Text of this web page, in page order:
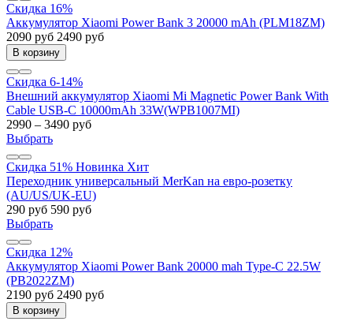
Скидка 16%
Аккумулятор Xiaomi Power Bank 3 20000 mAh (PLM18ZM)
2090 руб 2490 руб
В корзину
Скидка 6-14%
Внешний аккумулятор Xiaomi Mi Magnetic Power Bank With
Cable USB-C 10000mAh 33W(WPB1007MI)
2990 – 3490 руб
Выбрать
Скидка 51% Новинка Хит
Переходник универсальный MerKan на евро-розетку
(AU/US/UK-EU)
290 руб 590 руб
Выбрать
Скидка 12%
Аккумулятор Xiaomi Power Bank 20000 mah Type-C 22.5W
(PB2022ZM)
2190 руб 2490 руб
В корзину